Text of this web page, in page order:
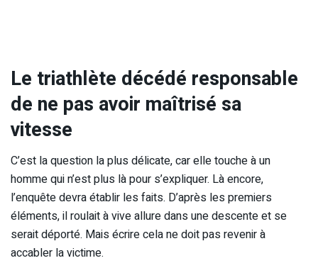
Le triathlète décédé responsable
de ne pas avoir maîtrisé sa
vitesse
C’est la question la plus délicate, car elle touche à un
homme qui n’est plus là pour s’expliquer. Là encore,
l’enquête devra établir les faits. D’après les premiers
éléments, il roulait à vive allure dans une descente et se
serait déporté. Mais écrire cela ne doit pas revenir à
accabler la victime.